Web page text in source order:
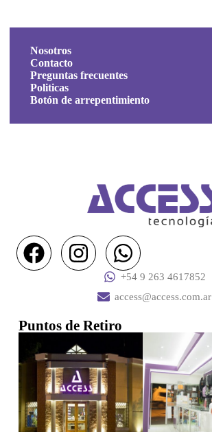
Nosotros
Contacto
Preguntas frecuentes
Politicas
Botón de arrepentimiento
+54 9 263 4617852
access@access.com.ar
Puntos de Retiro